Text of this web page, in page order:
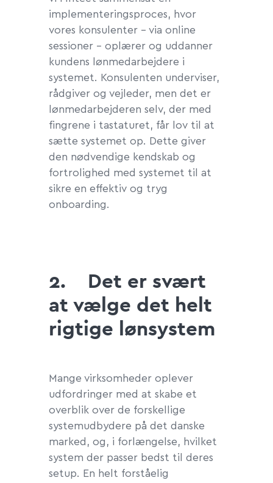
implementeringsproces, hvor
vores konsulenter – via online
sessioner – oplærer og uddanner
kundens lønmedarbejdere i
systemet. Konsulenten underviser,
rådgiver og vejleder, men det er
lønmedarbejderen selv, der med
fingrene i tastaturet, får lov til at
sætte systemet op. Dette giver
den nødvendige kendskab og
fortrolighed med systemet til at
sikre en effektiv og tryg
onboarding.
2. Det er svært
at vælge det helt
rigtige lønsystem
Mange virksomheder oplever
udfordringer med at skabe et
overblik over de forskellige
systemudbydere på det danske
marked, og, i forlængelse, hvilket
system der passer bedst til deres
setup. En helt forståelig